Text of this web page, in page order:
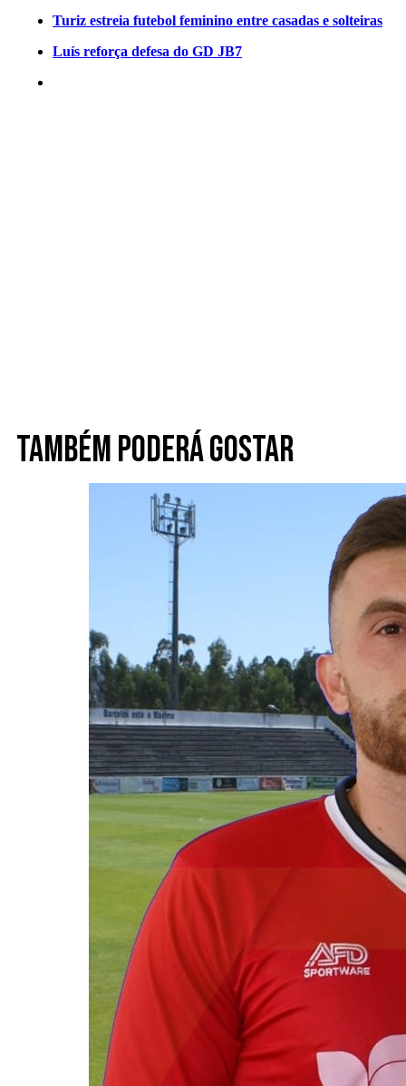
Turiz estreia futebol feminino entre casadas e solteiras
Luís reforça defesa do GD JB7
Também poderá gostar